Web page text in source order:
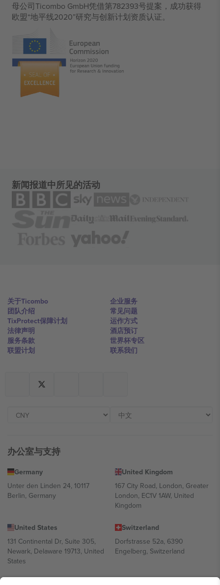
母公司Ticombo GmbH凭借第782393号提案，成功获得
欧盟“地平线2020”研究与创新计划资质认证。
新闻报道中所见的活动
关于Ticombo
团队介绍
TixProtect保障计划
法律声明
服务条款
联盟计划
企业服务
常见问题
运作方式
酒店预订
世界杯专区
联系我们
办公室与支持
Germany
Unter den Linden 24, 10117
Berlin, Germany
United Kingdom
167 City Road, London, Greater
London, EC1V 1AW, United
Kingdom
United States
131 Continental Dr, Suite 305,
Newark, Delaware 19713, United
States
Switzerland
Dorfstrasse 52a, 6390
Engelberg, Switzerland